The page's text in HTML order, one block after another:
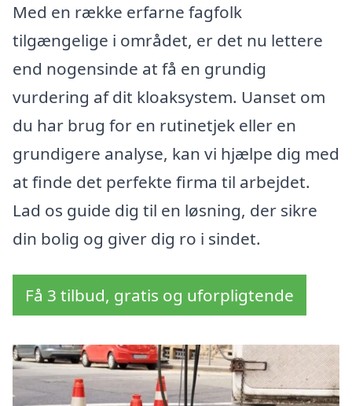
Med en række erfarne fagfolk
tilgængelige i området, er det nu lettere
end nogensinde at få en grundig
vurdering af dit kloaksystem. Uanset om
du har brug for en rutinetjek eller en
grundigere analyse, kan vi hjælpe dig med
at finde det perfekte firma til arbejdet.
Lad os guide dig til en løsning, der sikre
din bolig og giver dig ro i sindet.
Få 3 tilbud, gratis og uforpligtende